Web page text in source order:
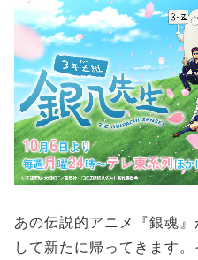
あの伝説的アニメ『銀魂
して新たに帰ってきます